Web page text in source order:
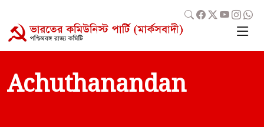
Achuthanandan